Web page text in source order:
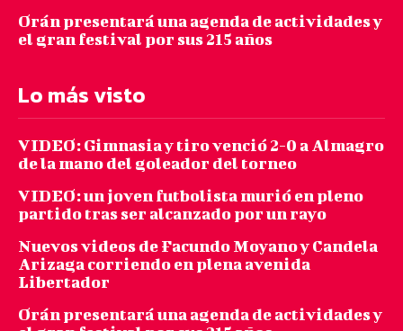
Orán presentará una agenda de actividades y
el gran festival por sus 215 años
Lo más visto
VIDEO: Gimnasia y tiro venció 2-0 a Almagro
de la mano del goleador del torneo
VIDEO: un joven futbolista murió en pleno
partido tras ser alcanzado por un rayo
Nuevos videos de Facundo Moyano y Candela
Arizaga corriendo en plena avenida
Libertador
Orán presentará una agenda de actividades y